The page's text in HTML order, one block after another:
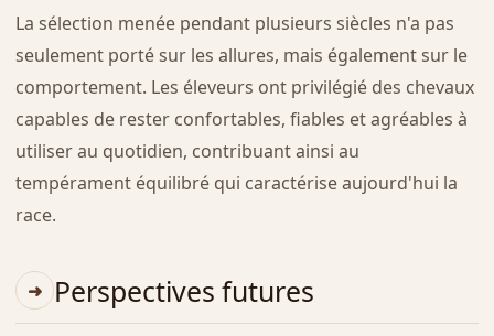
La sélection menée pendant plusieurs siècles n'a pas
seulement porté sur les allures, mais également sur le
comportement. Les éleveurs ont privilégié des chevaux
capables de rester confortables, fiables et agréables à
utiliser au quotidien, contribuant ainsi au
tempérament équilibré qui caractérise aujourd'hui la
race.
Perspectives futures